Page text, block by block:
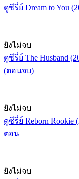
ดูซีรี่ย์ Dream to You
ยังไม่จบ
ดูซีรี่ย์ The Husband
(ตอนจบ)
ยังไม่จบ
ดูซีรี่ย์ Reborn
ตอน
ยังไม่จบ